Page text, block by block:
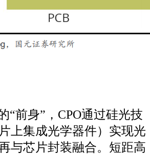
“前身”，CPO通过硅光技
上集成光学器件）实现光
与芯片封装融合。短距高